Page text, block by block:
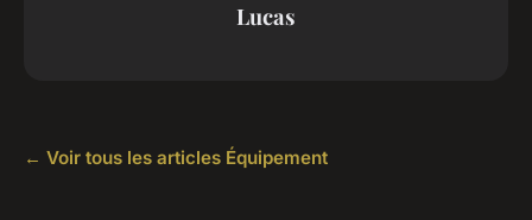
Lucas
← Voir tous les articles Équipement